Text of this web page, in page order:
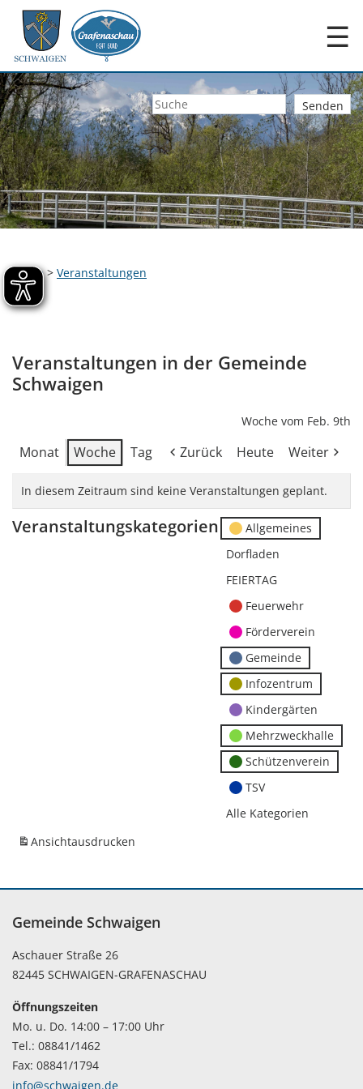
☰
Home> Veranstaltungen
Veranstaltungen in der Gemeinde
Schwaigen
Woche vom Feb. 9th
Monat Woche Tag Zurück Heute Weiter
In diesem Zeitraum sind keine Veranstaltungen geplant.
Veranstaltungskategorien
Allgemeines
Dorfladen
FEIERTAG
Feuerwehr
Förderverein
Gemeinde
Infozentrum
Kindergärten
Mehrzweckhalle
Schützenverein
TSV
Alle Kategorien
Ansichtausdrucken
Gemeinde Schwaigen
Aschauer Straße 26
82445 SCHWAIGEN-GRAFENASCHAU
Öffnungszeiten
Mo. u. Do. 14:00 – 17:00 Uhr
Tel.: 08841/1462
Fax: 08841/1794
info@schwaigen.de